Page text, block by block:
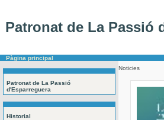
Patronat de La Passió
Pàgina principal
Patronat de La Passió
d'Esparreguera
Historial
Noticies